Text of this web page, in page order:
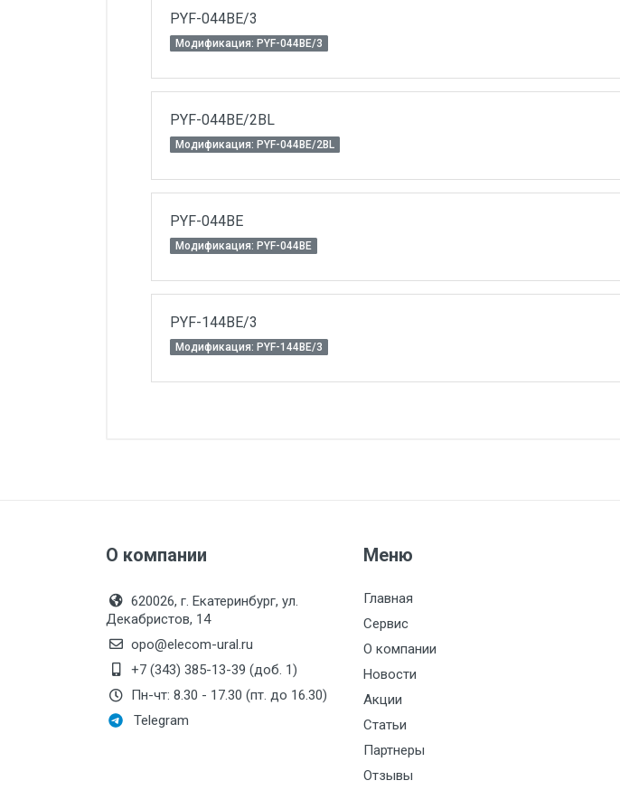
PYF-044BE/3
Модификация: PYF-044BE/3
PYF-044BE/2BL
Модификация: PYF-044BE/2BL
PYF-044BE
Модификация: PYF-044BE
PYF-144BE/3
Модификация: PYF-144BE/3
О компании
620026, г. Екатеринбург, ул.
Декабристов, 14
opo@elecom-ural.ru
+7 (343) 385-13-39 (доб. 1)
Пн-чт: 8.30 - 17.30 (пт. до 16.30)
Telegram
Меню
Главная
Сервис
О компании
Новости
Акции
Статьи
Партнеры
Отзывы